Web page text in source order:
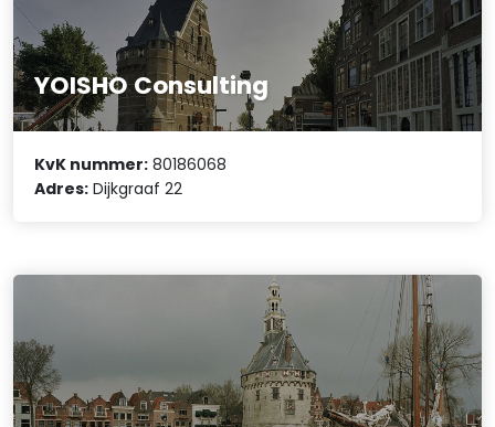
YOISHO Consulting
KvK nummer: 80186068
Adres: Dijkgraaf 22